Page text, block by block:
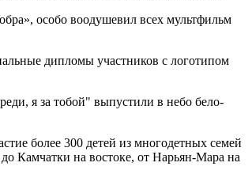
особо воодушевил всех мультфильм
дипломы участников с логотипом
я за тобой" выпустили в небо бело-
более 300 детей из многодетных семей
Камчатки на востоке, от Нарьян-Мара на